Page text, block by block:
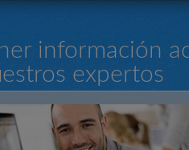
información
expertos